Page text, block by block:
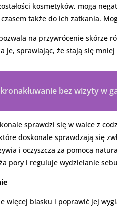
kosmetyków, mogą
także do ich zatkania.
na przywrócenie
je, sprawiając, że stają się
bez wizyty w
sprawdzi się w walce z
doskonale sprawdzają się
i oczyszcza za pomocą
pory i reguluje wydzielanie
więcej blasku i poprawić jej